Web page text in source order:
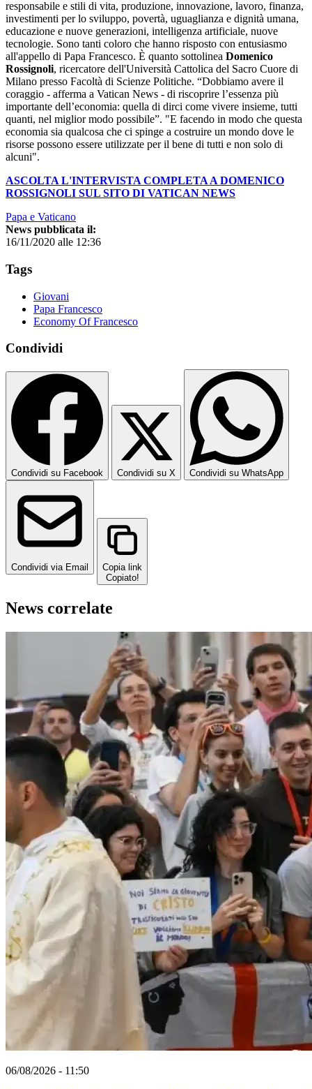
responsabile e stili di vita, produzione, innovazione, lavoro, finanza,
investimenti per lo sviluppo, povertà, uguaglianza e dignità umana,
educazione e nuove generazioni, intelligenza artificiale, nuove
tecnologie. Sono tanti coloro che hanno risposto con entusiasmo
all'appello di Papa Francesco. È quanto sottolinea Domenico
Rossignoli, ricercatore dell'Università Cattolica del Sacro Cuore di
Milano presso Facoltà di Scienze Politiche. “Dobbiamo avere il
coraggio - afferma a Vatican News - di riscoprire l’essenza più
importante dell’economia: quella di dirci come vivere insieme, tutti
quanti, nel miglior modo possibile”. "E facendo in modo che questa
economia sia qualcosa che ci spinge a costruire un mondo dove le
risorse possono essere utilizzate per il bene di tutti e non solo di
alcuni".
ASCOLTA L'INTERVISTA COMPLETA A DOMENICO
ROSSIGNOLI SUL SITO DI VATICAN NEWS
Papa e Vaticano
News pubblicata il:
16/11/2020 alle 12:36
Tags
Giovani
Papa Francesco
Economy Of Francesco
Condividi
Condividi su Facebook Condividi su X Condividi su WhatsApp
Condividi via Email
Copia link
Copiato!
News correlate
06/08/2026 - 11:50